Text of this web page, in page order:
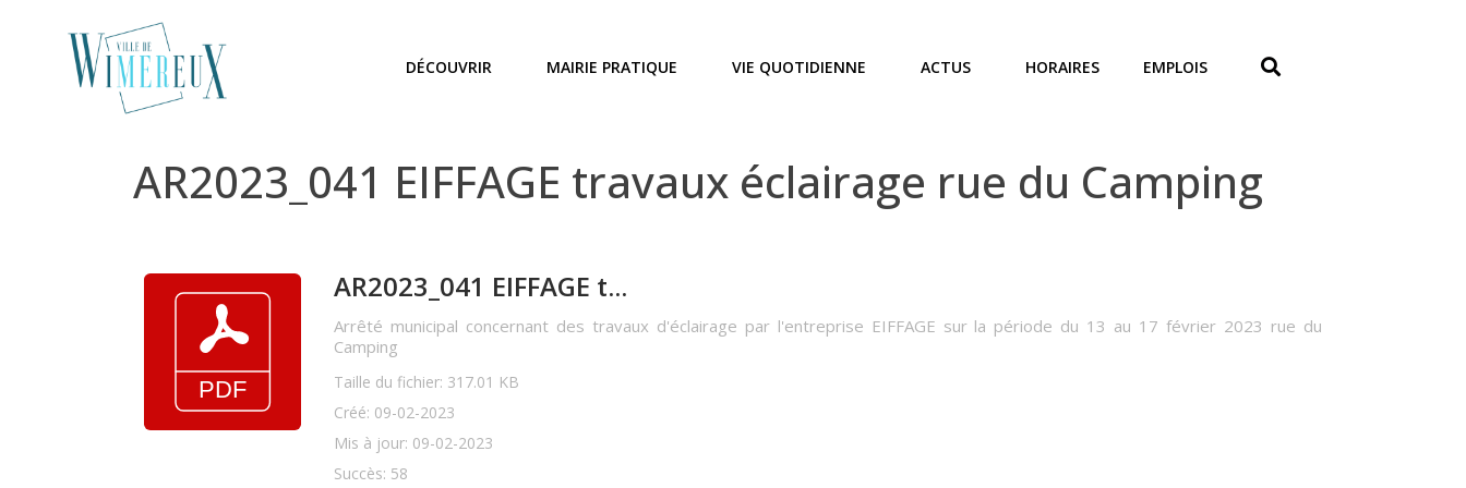
DÉCOUVRIR MAIRIE PRATIQUE VIE QUOTIDIENNE ACTUS HORAIRES EMPLOIS
AR2023_041 EIFFAGE travaux éclairage rue du Camping
AR2023_041 EIFFAGE t...
Arrêté municipal concernant des travaux d'éclairage par l'entreprise EIFFAGE sur la période du 13 au 17 février 2023 rue du
Camping
Taille du fichier: 317.01 KB
Créé: 09-02-2023
Mis à jour: 09-02-2023
Succès: 58